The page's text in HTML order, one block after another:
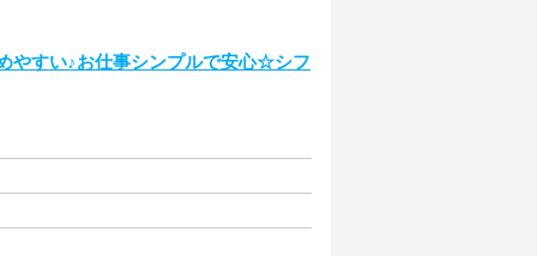
やすい♪お仕事シンプルで安心☆シフ